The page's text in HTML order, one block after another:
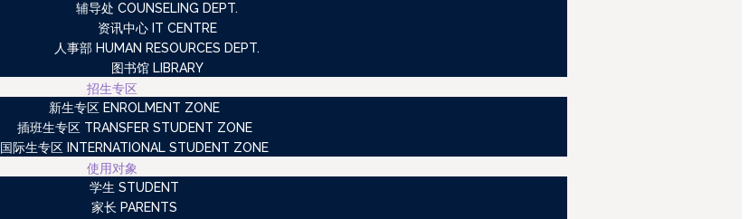
辅导处 COUNSELING DEPT.
资讯中心 IT CENTRE
人事部 HUMAN RESOURCES DEPT.
图书馆 LIBRARY
招生专区
新生专区 ENROLMENT ZONE
插班生专区 TRANSFER STUDENT ZONE
国际生专区 INTERNATIONAL STUDENT ZONE
使用对象
学生 STUDENT
家长 PARENTS